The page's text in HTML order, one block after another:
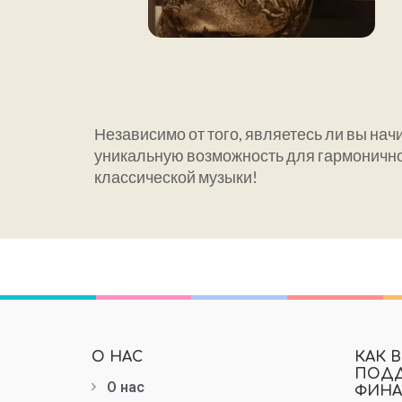
Независимо от того, являетесь ли вы
уникальную возможность для
классической музыки!
О НАС
О нас
КАК